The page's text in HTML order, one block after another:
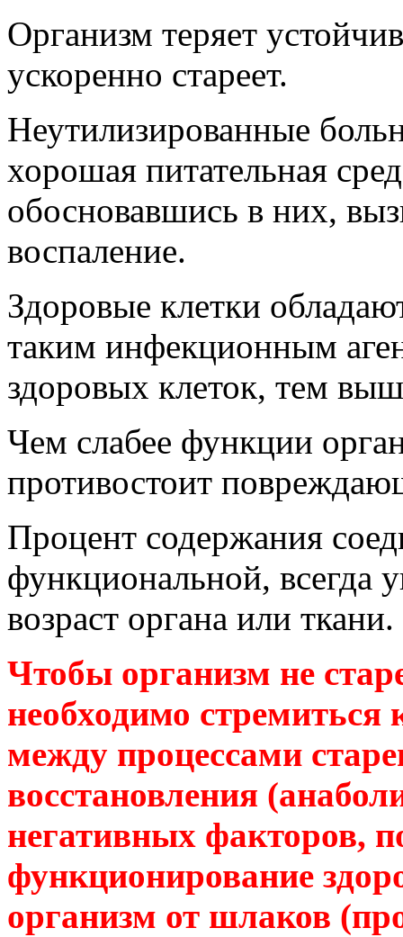
Организм теряет
ускоренно стареет.
Неутилизированные
хорошая питательная
обосновавшись в них,
воспаление.
Здоровые клетки
таким инфекционным
здоровых клеток, тем
Чем слабее функции
противостоит
Процент содержания
функциональной, всегда
возраст органа или ткани.
Чтобы организм не
необходимо
между процессами
восстановления
негативных факторов,
функционирование
организм от шлаков